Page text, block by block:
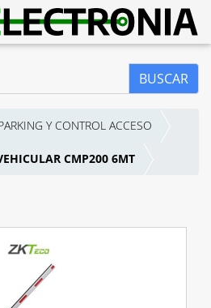
BUSCAR
Y CONTROL ACCESO
CMP200 6MT